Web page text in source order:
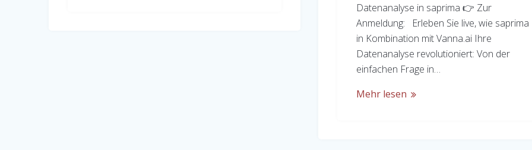
Datenanalyse in saprima 👉 Zur
Anmeldung: Erleben Sie live, wie saprima
in Kombination mit Vanna.ai Ihre
Datenanalyse revolutioniert: Von der
einfachen Frage in…
Mehr lesen